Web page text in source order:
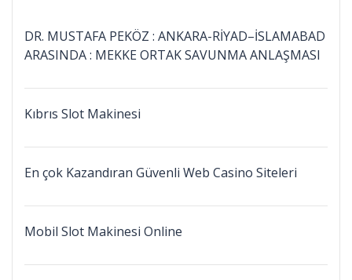
DR. MUSTAFA PEKÖZ : ANKARA-RİYAD–İSLAMABAD
ARASINDA : MEKKE ORTAK SAVUNMA ANLAŞMASI
Kıbrıs Slot Makinesi
En çok Kazandıran Güvenli Web Casino Siteleri
Mobil Slot Makinesi Online